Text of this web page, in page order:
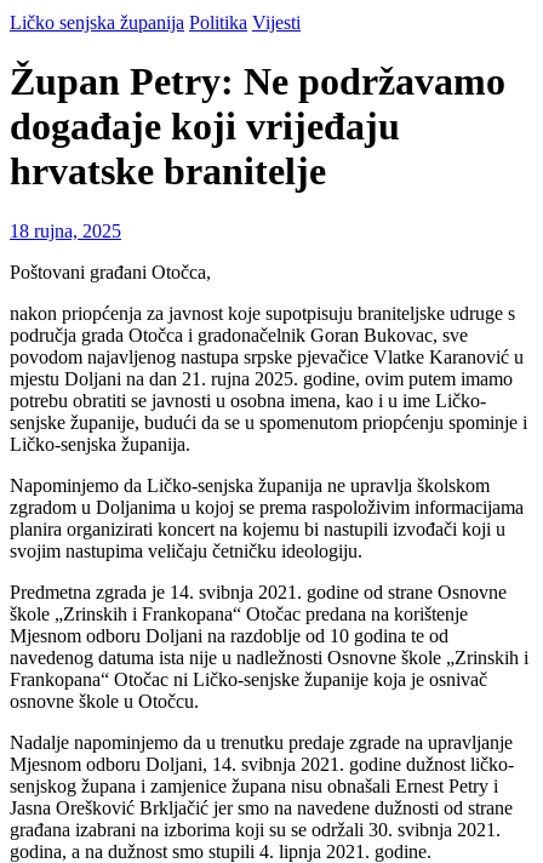
Ličko senjska županija Politika Vijesti
Župan Petry: Ne podržavamo
događaje koji vrijeđaju
hrvatske branitelje
18 rujna, 2025
Poštovani građani Otočca,
nakon priopćenja za javnost koje supotpisuju braniteljske udruge s
područja grada Otočca i gradonačelnik Goran Bukovac, sve
povodom najavljenog nastupa srpske pjevačice Vlatke Karanović u
mjestu Doljani na dan 21. rujna 2025. godine, ovim putem imamo
potrebu obratiti se javnosti u osobna imena, kao i u ime Ličko-
senjske županije, budući da se u spomenutom priopćenju spominje i
Ličko-senjska županija.
Napominjemo da Ličko-senjska županija ne upravlja školskom
zgradom u Doljanima u kojoj se prema raspoloživim informacijama
planira organizirati koncert na kojemu bi nastupili izvođači koji u
svojim nastupima veličaju četničku ideologiju.
Predmetna zgrada je 14. svibnja 2021. godine od strane Osnovne
škole „Zrinskih i Frankopana“ Otočac predana na korištenje
Mjesnom odboru Doljani na razdoblje od 10 godina te od
navedenog datuma ista nije u nadležnosti Osnovne škole „Zrinskih i
Frankopana“ Otočac ni Ličko-senjske županije koja je osnivač
osnovne škole u Otočcu.
Nadalje napominjemo da u trenutku predaje zgrade na upravljanje
Mjesnom odboru Doljani, 14. svibnja 2021. godine dužnost ličko-
senjskog župana i zamjenice župana nisu obnašali Ernest Petry i
Jasna Orešković Brkljačić jer smo na navedene dužnosti od strane
građana izabrani na izborima koji su se održali 30. svibnja 2021.
godina, a na dužnost smo stupili 4. lipnja 2021. godine.